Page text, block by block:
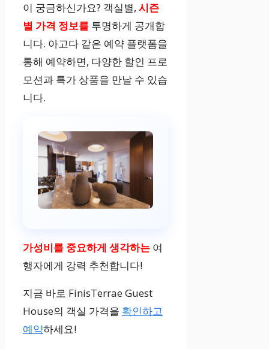
이 궁금하신가요? 객실별, 시즌
별 가격 정보를 투명하게 공개합
니다. 아고다 같은 예약 플랫폼을
통해 예약하면, 다양한 할인 프로
모션과 특가 상품을 만날 수 있습
니다.
가성비를 중요하게 생각하는 여
행자에게 강력 추천합니다!
지금 바로 FinisTerrae Guest
House의 객실 가격을 확인하고
예약하세요!